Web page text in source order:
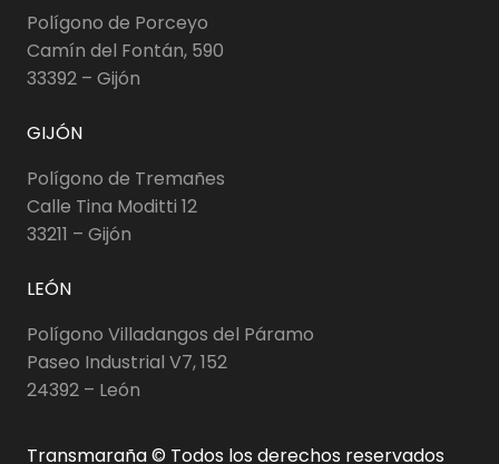
Polígono de Porceyo
Camín del Fontán, 590
33392 – Gijón
GIJÓN
Polígono de Tremañes
Calle Tina Moditti 12
33211 – Gijón
LEÓN
Polígono Villadangos del Páramo
Paseo Industrial V7, 152
24392 – León
Transmaraña © Todos los derechos reservados